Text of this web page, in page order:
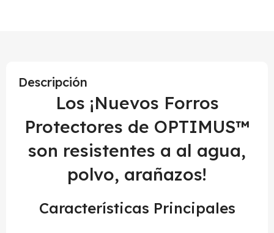
Descripción
Los ¡Nuevos Forros
Protectores de OPTIMUS™
son resistentes a al agua,
polvo, arañazos!
Características Principales